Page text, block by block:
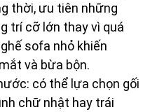
thời, ưu tiên những
trí cỡ lớn thay vì quá
sofa nhỏ khiến
và bừa bộn.
có thể lựa chọn gối
chữ nhật hay trái